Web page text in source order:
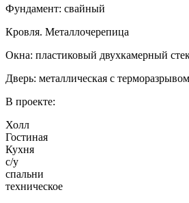
Фундамент: свайный
Кровля. Металлочерепица
Окна: пластиковый двухкамерный
Дверь: металлическая с терморазрывом
В проекте:
Холл
Гостиная
Кухня
с/у
спальни
техническое